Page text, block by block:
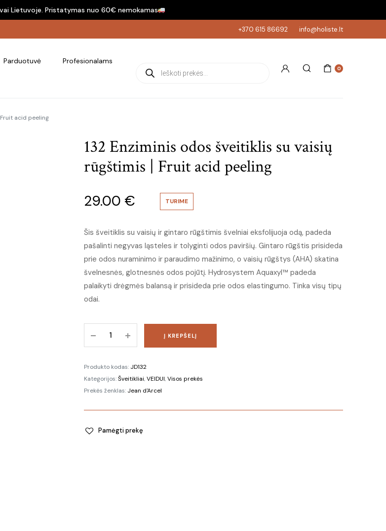
Lietuvoje. Pristatymas nuo 60€ nemokamas
+370 615 86692 info@holiste.lt
Parduotuvė Profesionalams
Products search 0
acid peeling
132 Enziminis odos šveitiklis su vaisių
rūgštimis | Fruit acid peeling
29.00 € TURIME
Šis šveitiklis su vaisių ir gintaro rūgštimis švelniai eksfolijuoja odą, padeda
pašalinti negyvas ląsteles ir tolyginti odos paviršių. Gintaro rūgštis prisideda
prie odos nuraminimo ir paraudimo mažinimo, o vaisių rūgštys (AHA) skatina
švelnesnės, glotnesnės odos pojūtį. Hydrosystem Aquaxyl™ padeda
palaikyti drėgmės balansą ir prisideda prie odos elastingumo. Tinka visų tipų
odai.
Enziminis
šveitiklis
su
vaisių
|
acid
Į KREPŠELĮ
Produkto kodas: JD132
Kategorijos:Šveitikliai,VEIDUI,Visos prekės
Prekės ženklas: Jean d'Arcel
Pamėgti prekę